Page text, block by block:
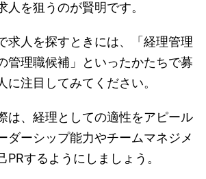
人を狙うのが賢明です。
求人を探すときには、「経理管理
管理職候補」といったかたちで募
に注目してみてください。
は、経理としての適性をアピール
ダーシップ能力やチームマネジメ
PRするようにしましょう。